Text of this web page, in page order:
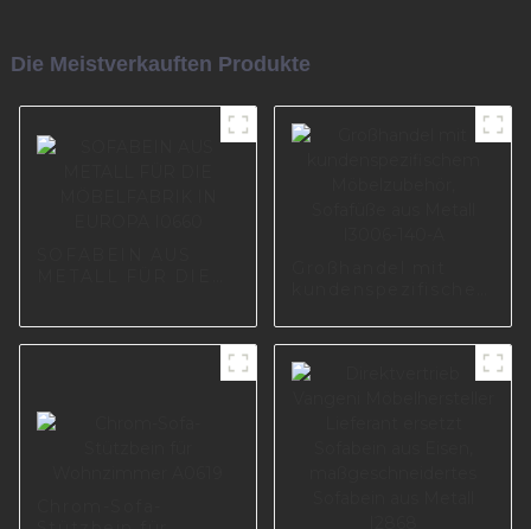
Die Meistverkauften Produkte
Sofafüße aus Metall